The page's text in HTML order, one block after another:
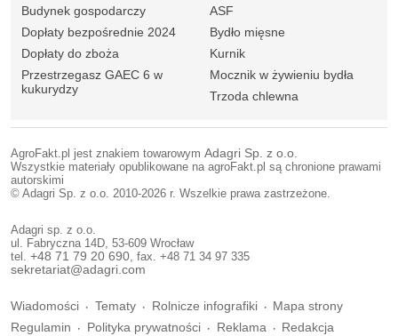
Budynek gospodarczy
Dopłaty bezpośrednie 2024
Dopłaty do zboża
Przestrzegasz GAEC 6 w
kukurydzy
ASF
Bydło mięsne
Kurnik
Mocznik w żywieniu bydła
Trzoda chlewna
AgroFakt.pl jest znakiem towarowym Adagri Sp. z o.o.
Wszystkie materiały opublikowane na agroFakt.pl są chronione prawami
autorskimi
© Adagri Sp. z o.o. 2010-2026 r. Wszelkie prawa zastrzeżone.
Adagri sp. z o.o.
ul. Fabryczna 14D, 53-609 Wrocław
tel. +48 71 79 20 690 , fax. +48 71 34 97 335
sekretariat@adagri.com
Wiadomości Tematy Rolnicze infografiki
Mapa strony
Regulamin
Polityka prywatności Reklama Redakcja